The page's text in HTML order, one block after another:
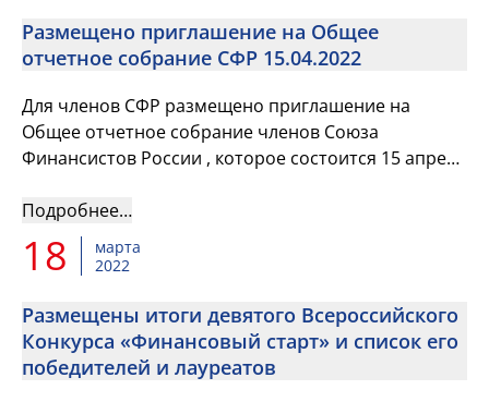
Размещено приглашение на Общее
отчетное собрание СФР 15.04.2022
Для членов СФР размещено приглашение на
Общее отчетное собрание членов Союза
Финансистов России , которое состоится 15 апреля
Научно-исследовательском инс...
Подробнее…
18
марта
2022
Размещены итоги девятого Всероссийского
Конкурса «Финансовый старт» и список его
победителей и лауреатов